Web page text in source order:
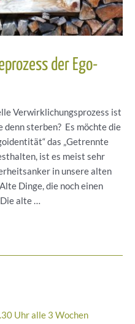
der Ego-
Verwirklichungsprozess ist
denn sterben? Es möchte die
das „Getrennte
ist es meist sehr
in unsere alten
Dinge, die noch einen
alte …
Uhr alle 3 Wochen